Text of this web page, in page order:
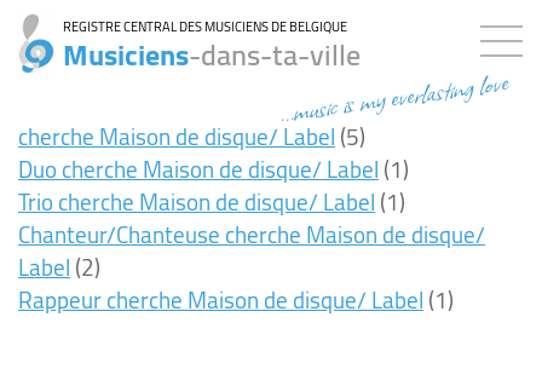
REGISTRE CENTRAL DES MUSICIENS DE BELGIQUE
Musiciens-dans-ta-ville
...music is my everlasting love
cherche Maison de disque/ Label(5)
Duo cherche Maison de disque/ Label(1)
Trio cherche Maison de disque/ Label(1)
Chanteur/Chanteuse cherche Maison de disque/
Label(2)
Rappeur cherche Maison de disque/ Label(1)